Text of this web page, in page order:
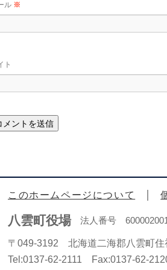
ル ※
ト
このホームページについて
八雲町役場法人番号
〒049-3192 北海道二海郡八雲町住
Tel:0137-62-2111 Fax:0137-62-